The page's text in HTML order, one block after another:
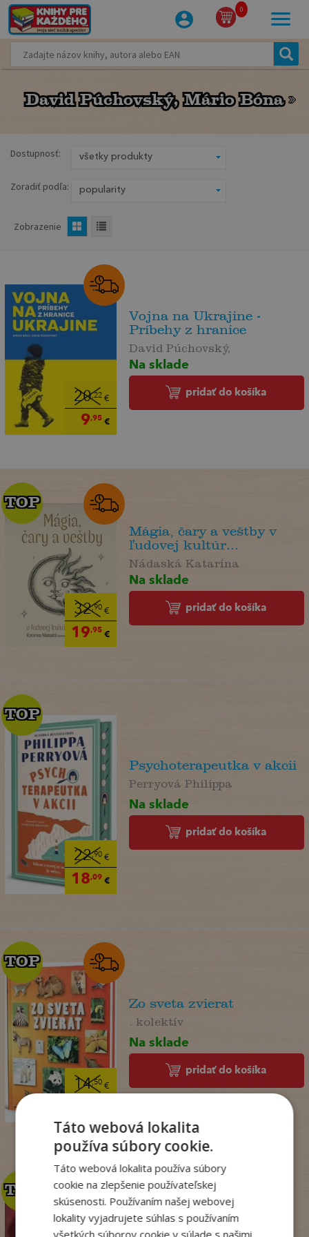
0
David Púchovský, Mário Bóna
David Púchovský, Mário Bóna
Dostupnosť:
Zoradiť podľa:
Zobrazenie
20,22€
9,95€
Vojna na Ukrajine -
Príbehy z hranice
David Púchovský,
Na sklade
pridať do košíka
32,90€
19,95€
TOP
TOP
Mágia, čary a veštby v
ľudovej kultúr...
Nádaská Katarína
Na sklade
pridať do košíka
22,90€
18,09€
TOP
TOP
Psychoterapeutka v akcii
Perryová Philippa
Na sklade
pridať do košíka
14,50€
TOP
TOP
Zo sveta zvierat
. kolektív
Na sklade
pridať do košíka
TOP
TOP
Krv sa stane zábavou
Táto webová lokalita
používa súbory cookie.
Táto webová lokalita používa súbory
cookie na zlepšenie používateľskej
skúsenosti. Používaním našej webovej
lokality vyjadrujete súhlas s používaním
všetkých súborov cookie v súlade s našimi